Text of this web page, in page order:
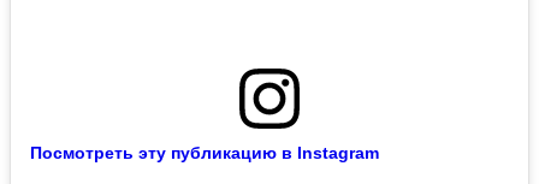
Посмотреть эту публикацию в Instagram